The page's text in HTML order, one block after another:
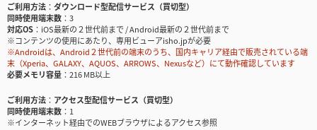
ご利用方法
ダウンロード型配信サービス（買切型）
同時使用端末数
3
対応OS
iOS最新の２世代前まで / Android最新の２世代前まで
※コンテンツの使用にあたり、専用ビューアisho.jpが必要
※Androidは、Android２世代前の端末のうち、国内キャリア経由で販売されている端
末（Xperia、GALAXY、AQUOS、ARROWS、Nexusなど）にて動作確認しています
必要メモリ容量
216 MB以上
ご利用方法
アクセス型配信サービス（買切型）
同時使用端末数
1
※インターネット経由でのWEBブラウザによるアクセス参照